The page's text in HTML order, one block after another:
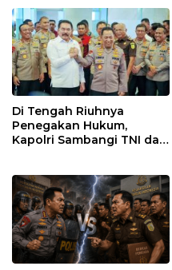
Di Tengah Riuhnya
Penegakan Hukum,
Kapolri Sambangi TNI dan